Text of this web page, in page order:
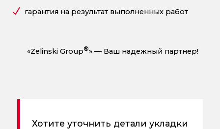
гарантия на результат выполненных работ
«Zelinski Group®» — Ваш надежный партнер!
Хотите уточнить детали укладки